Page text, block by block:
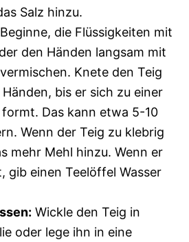
Salz hinzu.
Beginne, die Flüssigkeiten mit
den Händen langsam mit
Knete den Teig
bis er sich zu einer
Das kann etwa 5-10
Wenn der Teig zu klebrig
mehr Mehl hinzu. Wenn er
gib einen Teelöffel Wasser
Wickle den Teig in
oder lege ihn in eine